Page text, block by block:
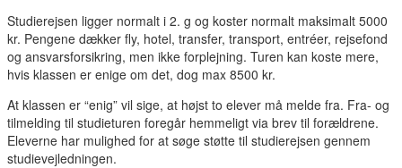
Studierejsen ligger normalt i 2. g og koster normalt maksimalt 5000
kr. Pengene dækker fly, hotel, transfer, transport, entréer, rejsefond
og ansvarsforsikring, men ikke forplejning. Turen kan koste mere,
hvis klassen er enige om det, dog max 8500 kr.
At klassen er “enig” vil sige, at højst to elever må melde fra. Fra- og
tilmelding til studieturen foregår hemmeligt via brev til forældrene.
Eleverne har mulighed for at søge støtte til studierejsen gennem
studievejledningen.